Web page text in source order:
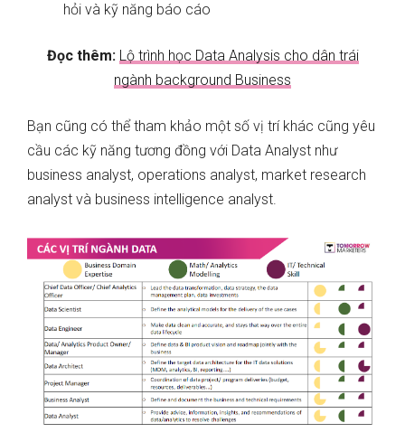
hỏi và kỹ năng báo cáo
Đọc thêm: Lộ trình học Data Analysis cho dân trái
ngành background Business
Bạn cũng có thể tham khảo một số vị trí khác cũng yêu
cầu các kỹ năng tương đồng với Data Analyst như
business analyst, operations analyst, market research
analyst và business intelligence analyst.